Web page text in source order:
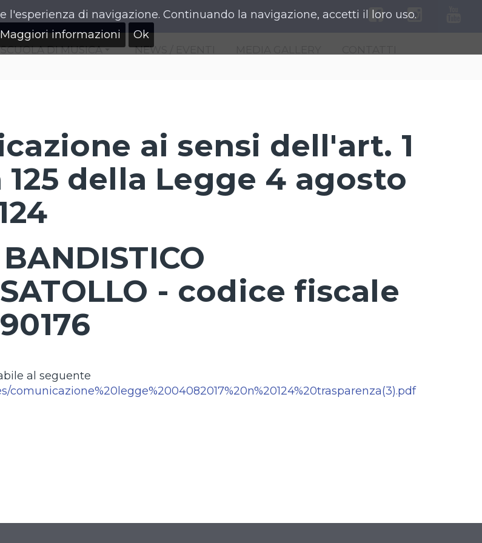
SCUOLA DI MUSICA NEWS / EVENTI
ai sensi dell'art. 1
della Legge 4 agosto
- codice fiscale
al seguente
comunicazione%20legge%2004082017%20n%20124%20trasparenza(3).pdf
di navigazione. Continuando la navigazione, accetti il loro uso.
Maggiori informazioni
Ok